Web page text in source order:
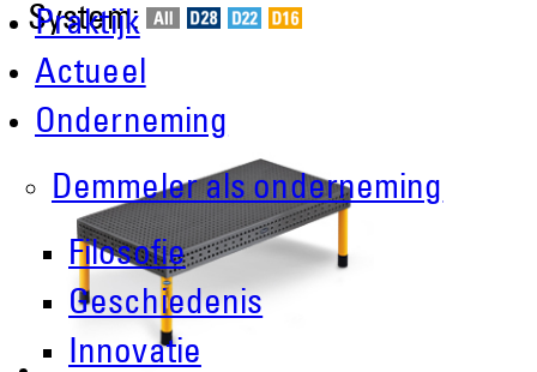
Praktijk
Actueel
Onderneming
Demmeler als onderneming
Filosofie
Geschiedenis
Innovatie
System: